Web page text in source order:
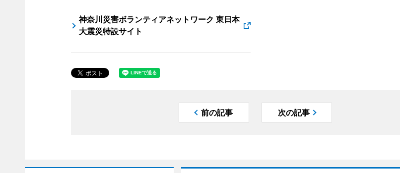
神奈川災害ボランティアネットワーク 東日本
大震災特設サイト
前の記事 次の記事